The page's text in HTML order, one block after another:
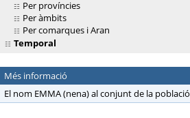
Per províncies
Per àmbits
Per comarques i Aran
Temporal
Més informació
El nom EMMA (nena) al conjunt de la població